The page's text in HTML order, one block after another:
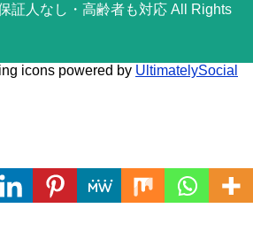
証人なし・高齢者も対応 All Rights
Translate »
icons powered by UltimatelySocial